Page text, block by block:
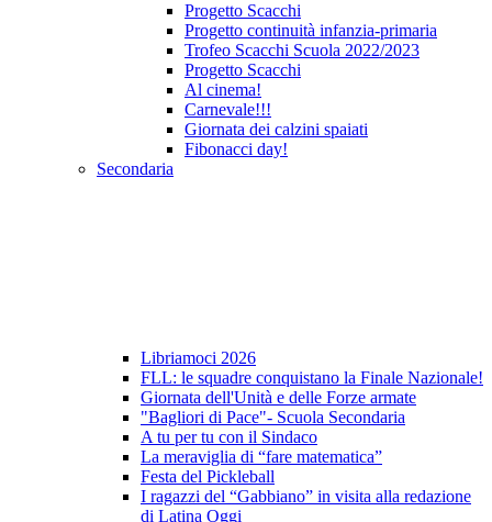
Progetto Scacchi
Progetto continuità infanzia-primaria
Trofeo Scacchi Scuola 2022/2023
Progetto Scacchi
Al cinema!
Carnevale!!!
Giornata dei calzini spaiati
Fibonacci day!
Secondaria
Libriamoci 2026
FLL: le squadre conquistano la Finale Nazionale!
Giornata dell'Unità e delle Forze armate
"Bagliori di Pace"- Scuola Secondaria
A tu per tu con il Sindaco
La meraviglia di “fare matematica”
Festa del Pickleball
I ragazzi del “Gabbiano” in visita alla redazione
di Latina Oggi